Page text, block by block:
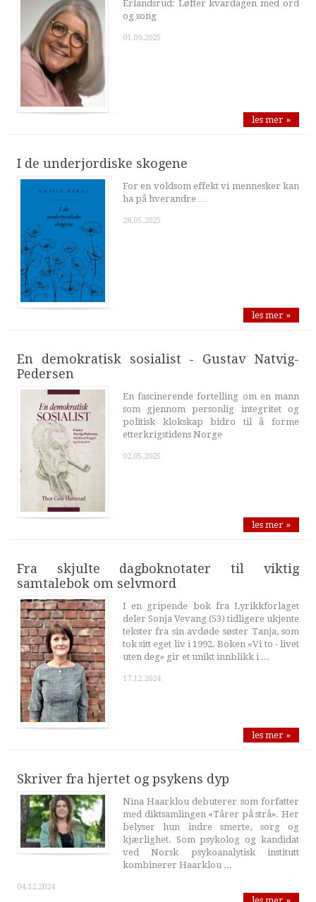
Erlandsrud: Løfter kvardagen med ord
og song
01.09.2025
les mer »
I de underjordiske skogene
For en voldsom effekt vi mennesker kan
ha på hverandre …
28.05.2025
les mer »
En demokratisk sosialist - Gustav Natvig-
Pedersen
En fascinerende fortelling om en mann
som gjennom personlig integritet og
politisk klokskap bidro til å forme
etterkrigstidens Norge
02.05.2025
les mer »
Fra skjulte dagboknotater til viktig
samtalebok om selvmord
I en gripende bok fra Lyrikkforlaget
deler Sonja Vevang (53) tidligere ukjente
tekster fra sin avdøde søster Tanja, som
tok sitt eget liv i 1992. Boken «Vi to - livet
uten deg» gir et unikt innblikk i ...
17.12.2024
les mer »
Skriver fra hjertet og psykens dyp
Nina Haarklou debuterer som forfatter
med diktsamlingen «Tårer på strå». Her
belyser hun indre smerte, sorg og
kjærlighet. Som psykolog og kandidat
ved Norsk psykoanalytisk institutt
kombinerer Haarklou ...
04.12.2024